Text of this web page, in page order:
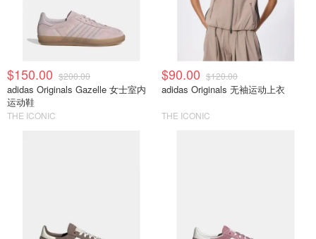
$150.00 $200.00
adidas Originals Gazelle 女士室内
运动鞋
THE ICONIC
$90.00 $120.00
adidas Originals 无袖运动上衣
THE ICONIC